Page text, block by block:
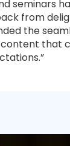
seminars
from
the
that